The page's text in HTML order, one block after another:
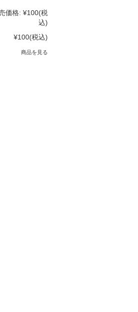
価格: ¥100(税
込)
¥100(税込)
商品を見る